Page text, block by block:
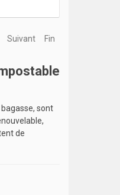
Suivant Fin
sont
de